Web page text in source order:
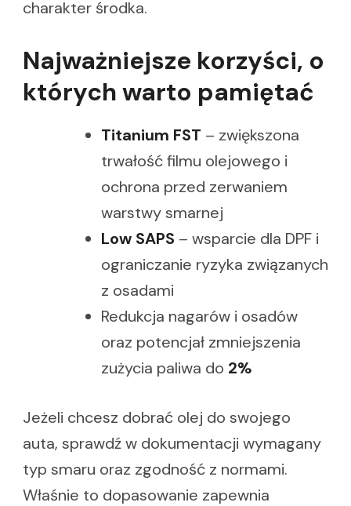
charakter środka.
Najważniejsze korzyści, o
których warto pamiętać
Titanium FST – zwiększona
trwałość filmu olejowego i
ochrona przed zerwaniem
warstwy smarnej
Low SAPS – wsparcie dla DPF i
ograniczanie ryzyka związanych
z osadami
Redukcja nagarów i osadów
oraz potencjał zmniejszenia
zużycia paliwa do 2%
Jeżeli chcesz dobrać olej do swojego
auta, sprawdź w dokumentacji wymagany
typ smaru oraz zgodność z normami.
Właśnie to dopasowanie zapewnia